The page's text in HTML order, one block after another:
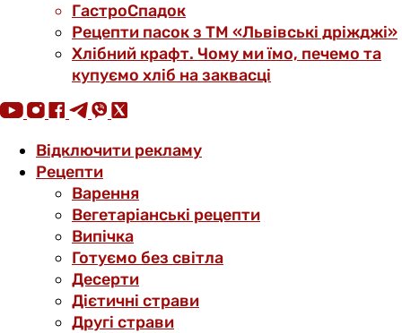
ГастроСпадок
Рецепти пасок з ТМ «Львівські дріжджі»
Хлібний крафт. Чому ми їмо, печемо та
купуємо хліб на заквасці
Відключити рекламу
Рецепти
Варення
Вегетаріанські рецепти
Випічка
Готуємо без світла
Десерти
Дієтичні страви
Другі страви